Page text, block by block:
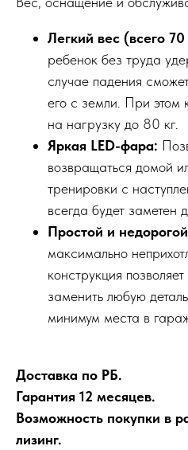
Легкий вес (всего 70
ребенок без труда
случае падения
его с земли. При этом
на нагрузку до 80 кг.
Яркая LED-фара:
возвращаться домой
тренировки с
всегда будет заметен
Простой и
максимально
конструкция
заменить любую
минимум места в
Доставка по РБ.
Гарантия 12 месяцев.
Возможность покупки в
лизинг.